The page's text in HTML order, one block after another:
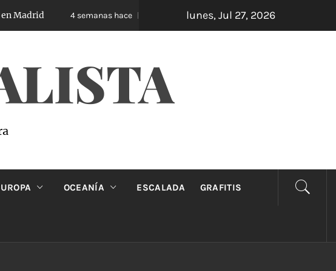
Madrid 4 semanas hace Oveja Negra: el unipersonal que se ríe de los
lunes, Jul 27, 2026
OCEANÍA ESCALADA GRAFITIS